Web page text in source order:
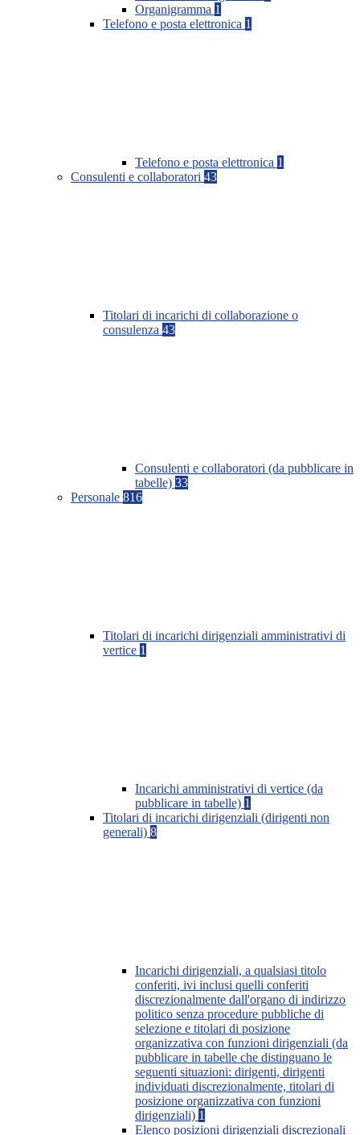
Organigramma 1
Telefono e posta elettronica 1
Telefono e posta elettronica 1
Consulenti e collaboratori 43
Titolari di incarichi di collaborazione o
consulenza 43
Consulenti e collaboratori (da pubblicare in
tabelle) 33
Personale 816
Titolari di incarichi dirigenziali amministrativi di
vertice 1
Incarichi amministrativi di vertice (da
pubblicare in tabelle) 1
Titolari di incarichi dirigenziali (dirigenti non
generali) 8
Incarichi dirigenziali, a qualsiasi titolo
conferiti, ivi inclusi quelli conferiti
discrezionalmente dall'organo di indirizzo
politico senza procedure pubbliche di
selezione e titolari di posizione
organizzativa con funzioni dirigenziali (da
pubblicare in tabelle che distinguano le
seguenti situazioni: dirigenti, dirigenti
individuati discrezionalmente, titolari di
posizione organizzativa con funzioni
dirigenziali) 1
Elenco posizioni dirigenziali discrezionali